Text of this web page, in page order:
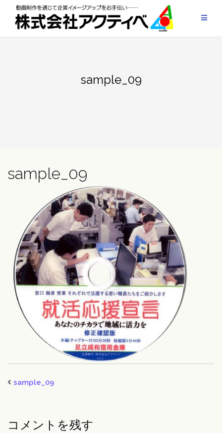
content
sample_09
sample_09
sample_09
コメントを残す